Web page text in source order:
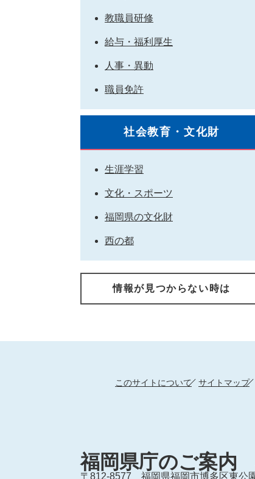
教職員研修
給与・福利厚生
人事・異動
職員免許
社会教育・文化財
生涯学習
文化・スポーツ
福岡県の文化財
西の都
情報が見つからない時は
このサイトについて サイトマップ
福岡県庁のご案内
〒812-8577
福岡県福岡市博多区東公